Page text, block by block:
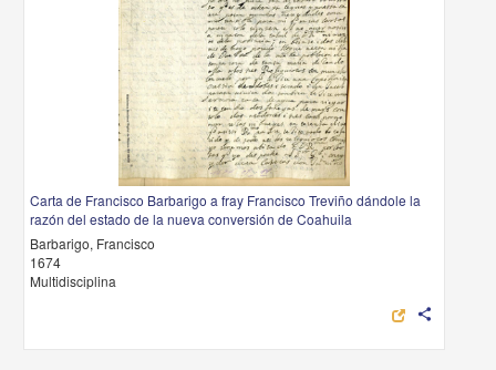
Carta de Francisco Barbarigo a fray Francisco Treviño dándole la
razón del estado de la nueva conversión de Coahuila
Barbarigo, Francisco
1674
Multidisciplina
share